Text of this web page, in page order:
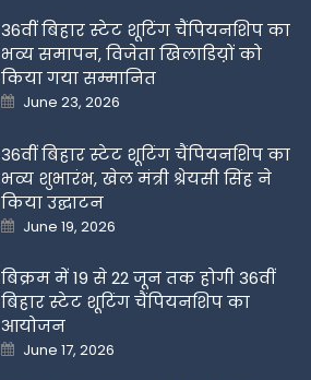
36वीं बिहार स्टेट शूटिंग चैंपियनशिप का
भव्य समापन, विजेता खिलाडिय़ों को
किया गया सम्मानित
Posted
on
June 23, 2026
36वीं बिहार स्टेट शूटिंग चैंपियनशिप का
भव्य शुभारंभ, खेल मंत्री श्रेयसी सिंह ने
किया उद्घाटन
Posted
on
June 19, 2026
बिक्रम में 19 से 22 जून तक होगी 36वीं
बिहार स्टेट शूटिंग चैंपियनशिप का
आयोजन
Posted
on
June 17, 2026